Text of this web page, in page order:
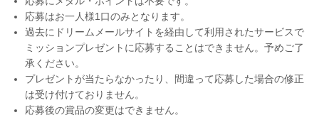
応募はお一人様1口のみとなります。
過去にドリームメールサイトを経由して利用されたサービスで
ミッションプレゼントに応募することはできません。予めご了
承ください。
プレゼントが当たらなかったり、間違って応募した場合の修正
は受け付けておりません。
応募後の賞品の変更はできません。